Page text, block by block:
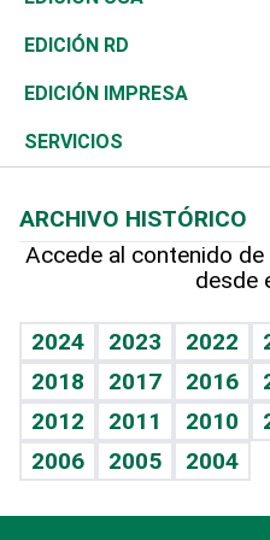
Ocenanía
Caribe
Resto del mundo
Telecom.
Global y variable
Economía personal
Sociales
Novedades
Podcast Arte Libre
Hablando con el pediatra
Vida y familia
Eñe
Celebrando la vida
Sin complejos
En pocas palabras
Tenis
Olimpismo
Más deportes
TBT Deportivo
El Espía
Noticiero Poteleche
Columnistas
Más firmas
Historia
Martes de tecnología
Cambio climático
Revista
Deportes
Opinión
Hecho en casa
Guía del dinero
EDICIÓN RD
EDICIÓN IMPRESA
SERVICIOS
Cumpleaños
Horóscopos
Crucigramas
ARCHIVO HISTÓRICO
Accede al contenido
desde
2024 2023 2022
2018
2017 2016
2012
2011 2010
2006
2005 2004